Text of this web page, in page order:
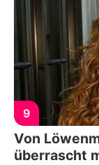
9
Von
überrascht